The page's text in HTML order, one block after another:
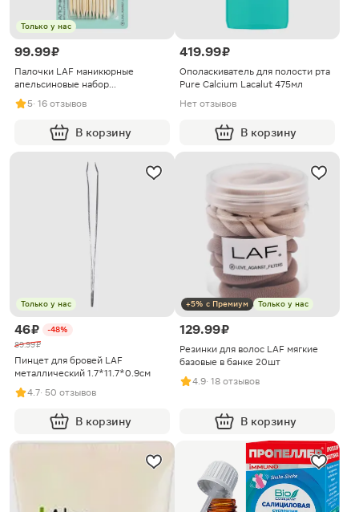
Только у нас
99.99 ₽
Палочки LAF маникюрные
апельсиновые набор
0.58*11.5*0.58см
5· 16 отзывов
В корзину
419.99 ₽
Ополаскиватель для полости рта
Pure Calcium Lacalut 475мл
Нет отзывов
В корзину
Только у нас
46 ₽
-48%
89.99 ₽
Пинцет для бровей LAF
металлический 1.7*11.7*0.9см
4.7· 50 отзывов
В корзину
+5% с Премиум Только у нас
129.99 ₽
Резинки для волос LAF мягкие
базовые в банке 20шт
4.9· 18 отзывов
В корзину